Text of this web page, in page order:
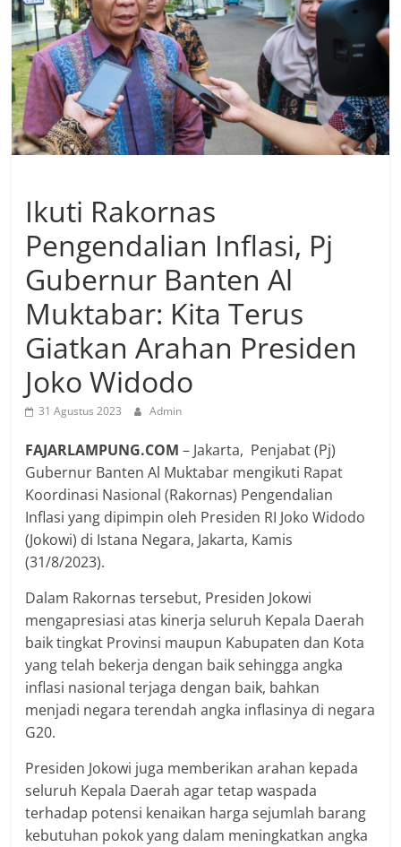
Ikuti Rakornas
Pengendalian Inflasi, Pj
Gubernur Banten Al
Muktabar: Kita Terus
Giatkan Arahan Presiden
Joko Widodo
31 Agustus 2023 Admin
FAJARLAMPUNG.COM– Jakarta, Penjabat (Pj)
Gubernur Banten Al Muktabar mengikuti Rapat
Koordinasi Nasional (Rakornas) Pengendalian
Inflasi yang dipimpin oleh Presiden RI Joko Widodo
(Jokowi) di Istana Negara, Jakarta, Kamis
(31/8/2023).
Dalam Rakornas tersebut, Presiden Jokowi
mengapresiasi atas kinerja seluruh Kepala Daerah
baik tingkat Provinsi maupun Kabupaten dan Kota
yang telah bekerja dengan baik sehingga angka
inflasi nasional terjaga dengan baik, bahkan
menjadi negara terendah angka inflasinya di negara
G20.
Presiden Jokowi juga memberikan arahan kepada
seluruh Kepala Daerah agar tetap waspada
terhadap potensi kenaikan harga sejumlah barang
kebutuhan pokok yang dalam meningkatkan angka